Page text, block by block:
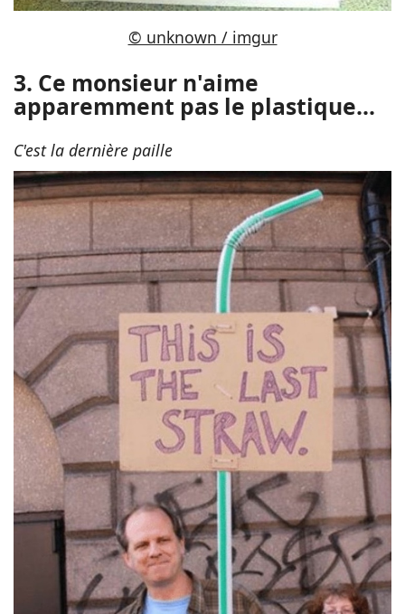
© unknown / imgur
3. Ce monsieur n'aime
apparemment pas le plastique...
C'est la dernière paille